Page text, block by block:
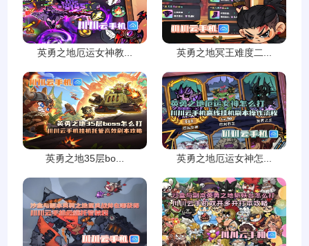
英勇之地厄运女神教... 英勇之地冥王难度二...
英勇之地35层bo... 英勇之地厄运女神怎...